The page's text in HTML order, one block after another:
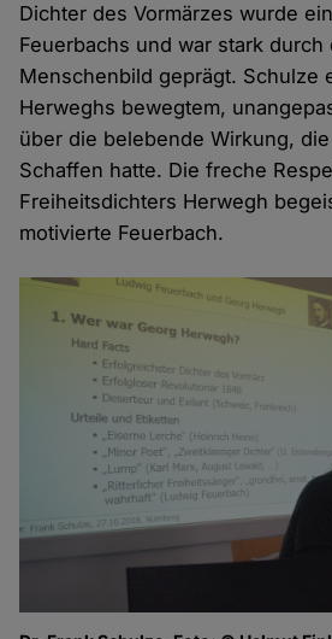
Dichter des Vormärzes wurde
Feuerbachs und war stark
Menschenbild geprägt. Schulze
Herweghs bewegtem,
über die belebende Wirkung,
Schaffen hatte. Die freche
Freiheitsdichters Herwegh
motivierte Feuerbach.